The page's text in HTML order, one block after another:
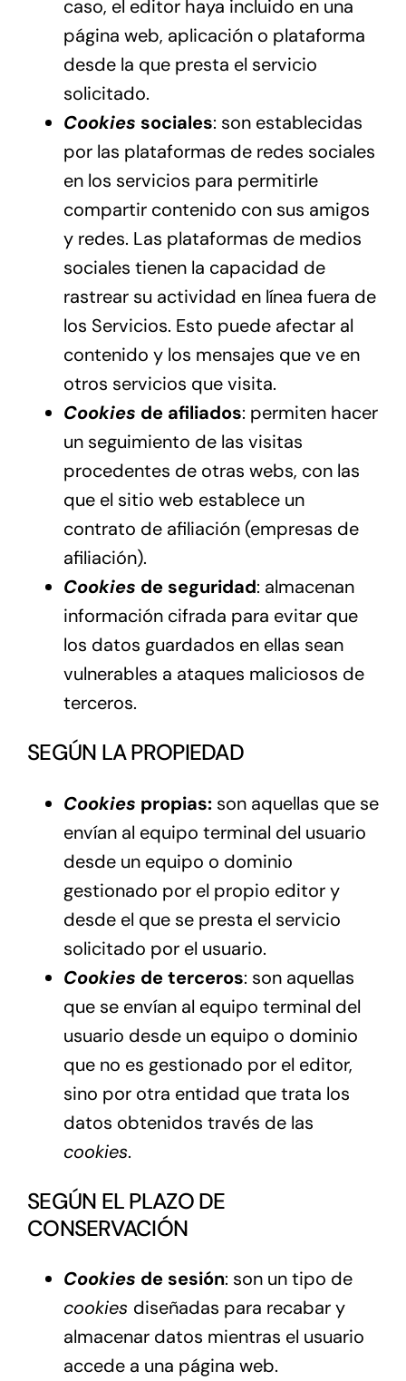
caso, el editor haya incluido en una
página web, aplicación o plataforma
desde la que presta el servicio
solicitado.
Cookies sociales: son establecidas
por las plataformas de redes sociales
en los servicios para permitirle
compartir contenido con sus amigos
y redes. Las plataformas de medios
sociales tienen la capacidad de
rastrear su actividad en línea fuera de
los Servicios. Esto puede afectar al
contenido y los mensajes que ve en
otros servicios que visita.
Cookies de afiliados: permiten hacer
un seguimiento de las visitas
procedentes de otras webs, con las
que el sitio web establece un
contrato de afiliación (empresas de
afiliación).
Cookies de seguridad: almacenan
información cifrada para evitar que
los datos guardados en ellas sean
vulnerables a ataques maliciosos de
terceros.
SEGÚN LA PROPIEDAD
Cookies propias: son aquellas que se
envían al equipo terminal del usuario
desde un equipo o dominio
gestionado por el propio editor y
desde el que se presta el servicio
solicitado por el usuario.
Cookies de terceros: son aquellas
que se envían al equipo terminal del
usuario desde un equipo o dominio
que no es gestionado por el editor,
sino por otra entidad que trata los
datos obtenidos través de las
cookies.
SEGÚN EL PLAZO DE
CONSERVACIÓN
Cookies de sesión: son un tipo de
cookies diseñadas para recabar y
almacenar datos mientras el usuario
accede a una página web.